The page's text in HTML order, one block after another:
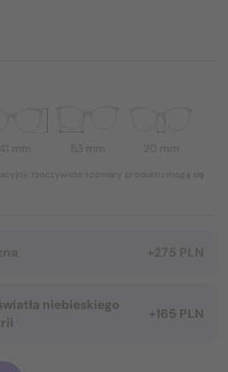
41 mm 53 mm 20 mm
rzeczywiste rozmiary produktu mogą się
+275 PLN
niebieskiego
+165 PLN